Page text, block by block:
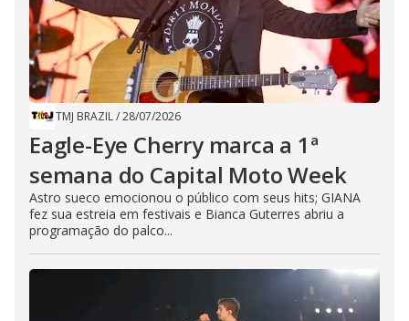
TMJ BRAZIL/28/07/2026
Eagle-Eye Cherry marca a 1ª
semana do Capital Moto Week
Astro sueco emocionou o público com seus hits; GIANA
fez sua estreia em festivais e Bianca Guterres abriu a
programação do palco...